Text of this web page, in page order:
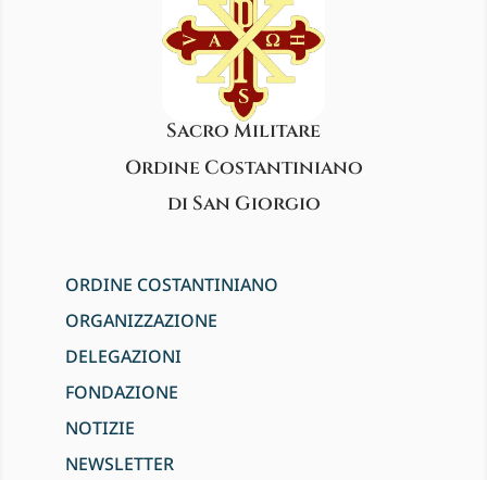
Sacro Militare
Ordine Costantiniano
di San Giorgio
ORDINE COSTANTINIANO
ORGANIZZAZIONE
DELEGAZIONI
FONDAZIONE
NOTIZIE
NEWSLETTER